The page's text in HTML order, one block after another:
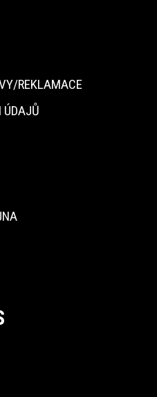
REKLAMACE
ÚDAJŮ